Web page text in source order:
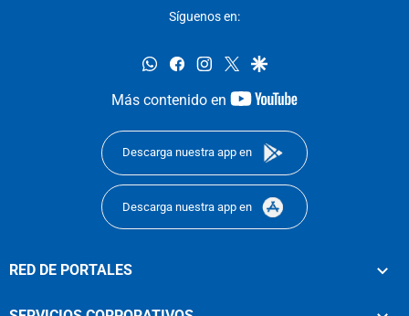
Síguenos en:
whatsappfacebookinstagram
twittergoogle
Más contenido en
youtube-
Descarga nuestra app en
Descarga nuestra app en
RED DE PORTALES